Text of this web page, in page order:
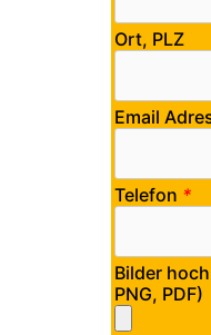
Ort, PLZ
Email
Telefon *
Bilder
PNG, PDF)